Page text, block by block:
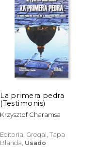
15%
dcto.
La primera pedra
(Testimonis)
Krzysztof Charamsa
Editorial Gregal, Tapa
Blanda, Usado